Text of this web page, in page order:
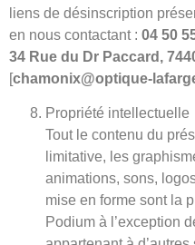
liens de désinscription
en nous contactant : 04 50
34 Rue du Dr Paccard,
[chamonix@optique-
Propriété intellectuelle
Tout le contenu du
limitative, les
animations, sons,
mise en forme sont la
Podium à l’exception